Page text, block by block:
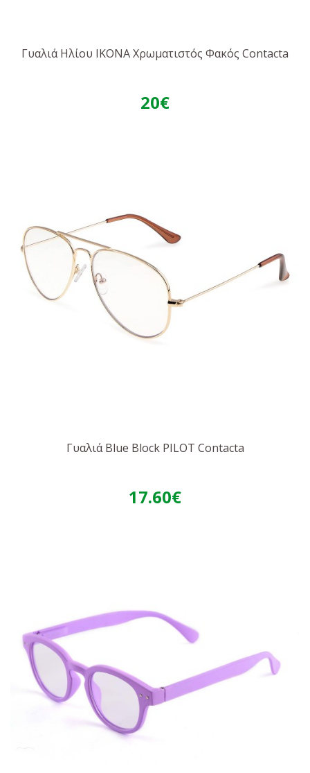
Γυαλιά Ηλίου IKONA Χρωματιστός Φακός Contacta
20€
Γυαλιά Blue Block PILOT Contacta
17.60€